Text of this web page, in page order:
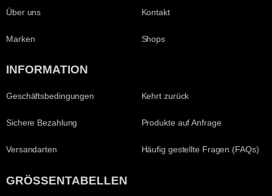
Über uns
Marken
Kontakt
Shops
INFORMATION
Geschäftsbedingungen
Sichere Bezahlung
Versandarten
Kehrt zurück
Produkte auf Anfrage
Häufig gestellte Fragen (FAQs)
GRÖSSENTABELLEN